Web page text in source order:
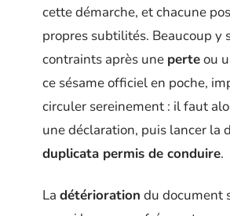
cette démarche, et chacune
propres subtilités. Beaucoup y
contraints après une perteou
ce sésame officiel en poche,
circuler sereinement : il faut
une déclaration, puis lancer la
duplicata permis de conduire.
La détérioration du document